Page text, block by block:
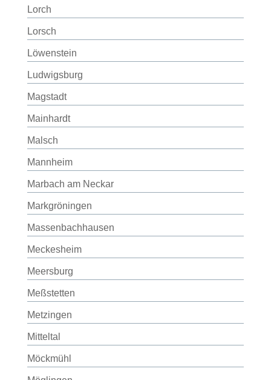
Lorch
Lorsch
Löwenstein
Ludwigsburg
Magstadt
Mainhardt
Malsch
Mannheim
Marbach am Neckar
Markgröningen
Massenbachhausen
Meckesheim
Meersburg
Meßstetten
Metzingen
Mitteltal
Möckmühl